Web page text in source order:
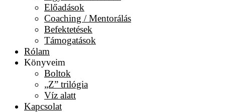
Előadások
Coaching / Mentorálás
Befektetések
Támogatások
Rólam
Könyveim
Boltok
„Z” trilógia
Víz alatt
Kapcsolat